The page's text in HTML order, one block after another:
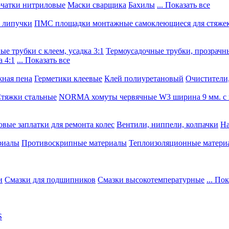
нитриловые Маски сварщика Бахилы ... Показать все
липучки ПМС площадки монтажные самоклеющиеся для
трубки с клеем, усадка 3:1 Термоусадочные трубки,
4:1 ... Показать все
пена Герметики клеевые Клей полиуретановый
стальные NORMA хомуты червячные W3 ширина 9 мм.
заплатки для ремонта колес Вентили, ниппели, колпачки
Противоскрипные материалы Теплоизоляционные
Смазки для подшипников Смазки высокотемпературные ...